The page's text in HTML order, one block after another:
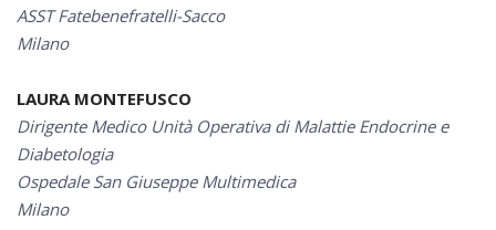
ASST Fatebenefratelli-Sacco
Milano
LAURA MONTEFUSCO
Dirigente Medico Unità Operativa di Malattie Endocrine e
Diabetologia
Ospedale San Giuseppe Multimedica
Milano